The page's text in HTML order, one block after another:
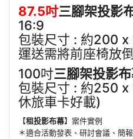
87.5吋三腳架投影
16:9
包裝尺寸 : 約200
運送需將前座椅放
100吋三腳架投影
包裝尺寸 : 約250
休旅車卡好載)
【租投影布幕】案件實例
＊適合活動發表、研討會議、簡